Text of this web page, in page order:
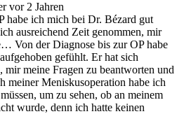
vor 2 Jahren
habe ich mich bei Dr. Bézard gut
ausreichend Zeit genommen, mir
Von der Diagnose bis zur OP habe
gefühlt. Er hat sich
mir meine Fragen zu beantworten und
meiner Meniskusoperation habe ich
um zu sehen, ob an meinem
wurde, denn ich hatte keinen